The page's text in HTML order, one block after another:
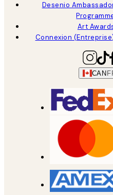
Desenio
Art
Connexion
CAN